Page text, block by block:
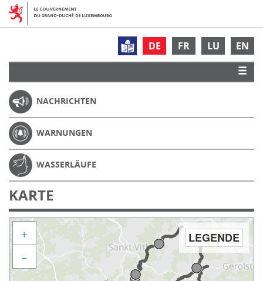
DE FR LU EN
NACHRICHTEN
WARNUNGEN
WASSERLÄUFE
KARTE
LEGENDE
+
−